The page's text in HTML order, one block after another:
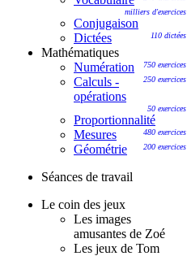
milliers d'exercices
Conjugaison
110 dictées
Dictées
Mathématiques
750 exercices
Numération
250 exercices
Calculs -
opérations
50 exercices
Proportionnalité
480 exercices
Mesures
200 exercices
Géométrie
Séances de travail
Le coin des jeux
Les images
amusantes de Zoé
Les jeux de Tom